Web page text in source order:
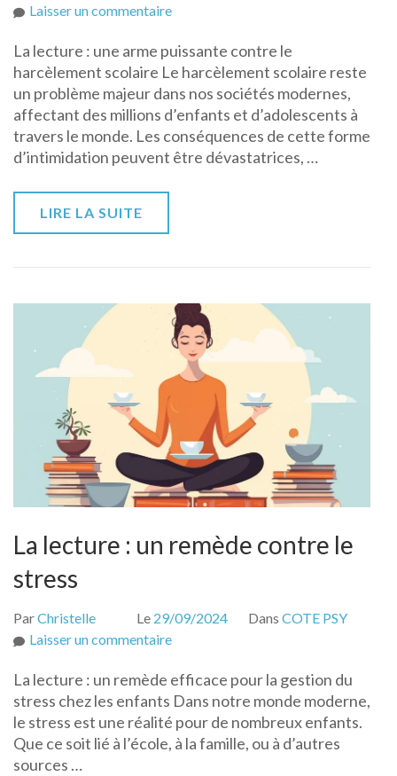
Laisser un commentairesur
lecture
contre
le
harcèlement
scolaire
La lecture : une arme puissante contre le
harcèlement scolaire Le harcèlement scolaire reste
un problème majeur dans nos sociétés modernes,
affectant des millions d’enfants et d’adolescents à
travers le monde. Les conséquences de cette forme
d’intimidation peuvent être dévastatrices, …
LIRE LA SUITE
La lecture : un remède contre le
stress
ParChristelle Le 29/09/2024 Dans COTE PSY
Laisser un commentairesur
lecture
un
remède
La lecture : un remède efficace pour la gestion du
stress chez les enfants Dans notre monde moderne,
le stress est une réalité pour de nombreux enfants.
Que ce soit lié à l’école, à la famille, ou à d’autres
sources …